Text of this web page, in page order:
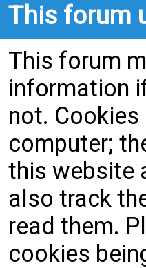
This forum
This forum
information
not.
computer;
this website
also track
read them.
cookies